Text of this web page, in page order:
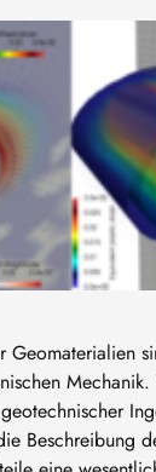
Geomaterialien
Beschreibung